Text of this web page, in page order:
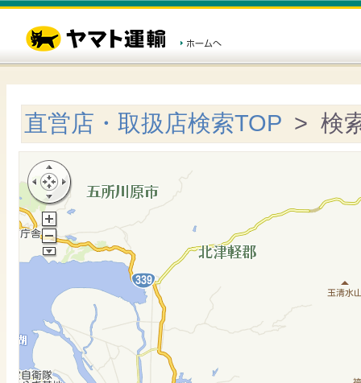
直営店・取扱店検索TOP > 検